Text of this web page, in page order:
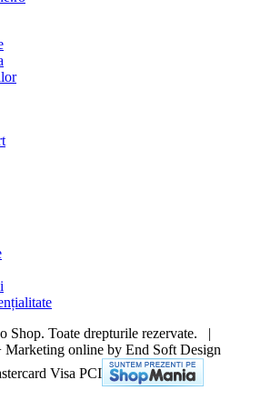
Shop. Toate drepturile rezervate. |
Marketing online by End Soft Design